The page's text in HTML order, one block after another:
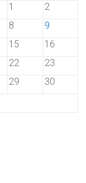
1
2
8
9
15
16
22
23
29
30